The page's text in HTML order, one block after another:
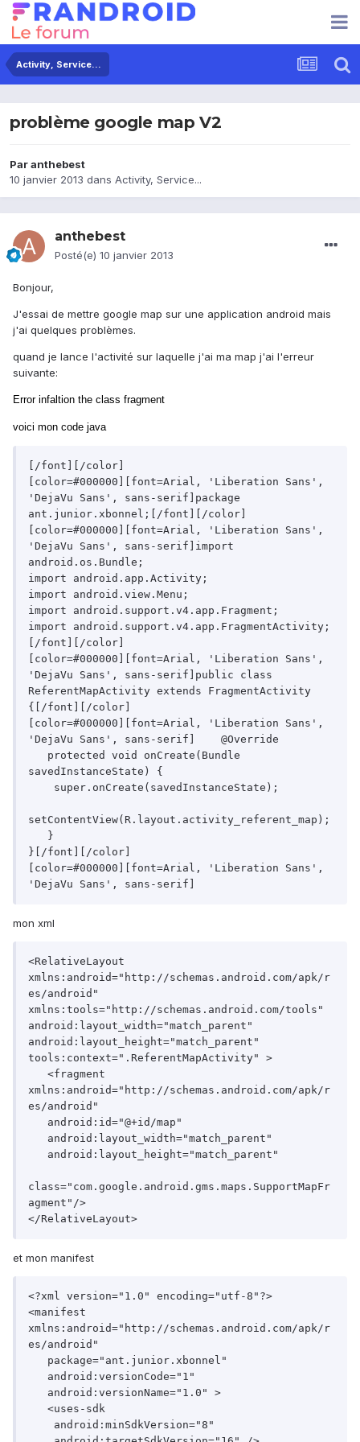
Activity, Service...
problème google map V2
Paranthebest
10 janvier 2013 dans Activity, Service...
anthebest
Posté(e) 10 janvier 2013
Bonjour,
J'essai de mettre google map sur une application android mais
j'ai quelques problèmes.
quand je lance l'activité sur laquelle j'ai ma map j'ai l'erreur
suivante:
Error infaltion the class fragment
voici mon code java
[/font][/color]
[color=#000000][font=Arial, 'Liberation Sans',
'DejaVu Sans', sans-serif]package
ant.junior.xbonnel;[/font][/color]
[color=#000000][font=Arial, 'Liberation Sans',
'DejaVu Sans', sans-serif]import
android.os.Bundle;
import android.app.Activity;
import android.view.Menu;
import android.support.v4.app.Fragment;
import android.support.v4.app.FragmentActivity;
[/font][/color]
[color=#000000][font=Arial, 'Liberation Sans',
'DejaVu Sans', sans-serif]public class
ReferentMapActivity extends FragmentActivity
{[/font][/color]
[color=#000000][font=Arial, 'Liberation Sans',
'DejaVu Sans', sans-serif]    @Override
savedInstanceState) {
setContentView(R.layout.activity_referent_map);
}[/font][/color]
[color=#000000][font=Arial, 'Liberation Sans',
'DejaVu Sans', sans-serif]
mon xml
<RelativeLayout
xmlns:android="http://schemas.android.com/apk/r
es/android"
xmlns:tools="http://schemas.android.com/tools"
android:layout_width="match_parent"
android:layout_height="match_parent"
tools:context=".ReferentMapActivity" >
xmlns:android="http://schemas.android.com/apk/r
es/android"
class="com.google.android.gms.maps.SupportMapFr
agment"/>
et mon manifest
<?xml version="1.0" encoding="utf-8"?>
<manifest
xmlns:android="http://schemas.android.com/apk/r
es/android"